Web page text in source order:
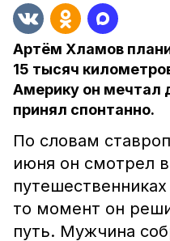
Артём Хламов
15 тысяч
Америку он мечтал
принял спонтанно.
По словам
июня он смотрел
то момент он
путь. Мужчина